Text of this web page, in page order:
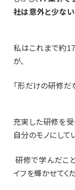
社は意外と少ない
私はこれまで約17
が、
「形だけの研修だ
充実した研修を受
自分のモノにして
研修で学んだこ
イフを輝かせてく